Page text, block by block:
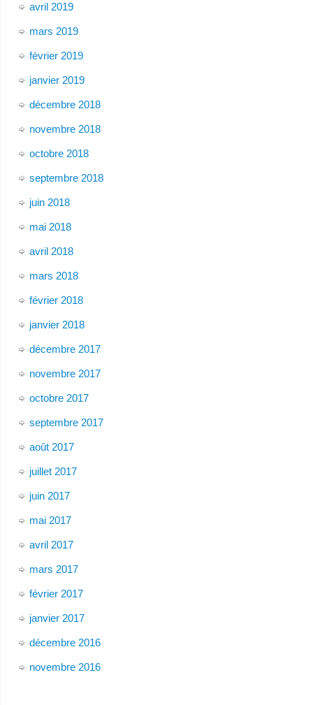
avril 2019
mars 2019
février 2019
janvier 2019
décembre 2018
novembre 2018
octobre 2018
septembre 2018
juin 2018
mai 2018
avril 2018
mars 2018
février 2018
janvier 2018
décembre 2017
novembre 2017
octobre 2017
septembre 2017
août 2017
juillet 2017
juin 2017
mai 2017
avril 2017
mars 2017
février 2017
janvier 2017
décembre 2016
novembre 2016